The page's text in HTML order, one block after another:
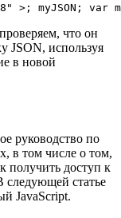
> ; myJSON ; var
что он
JSON, используя
в новой
руководство по
в том числе о том,
получить доступ к
статье
JavaScript.